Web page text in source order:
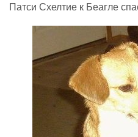
Патси Схелтие к Беагле